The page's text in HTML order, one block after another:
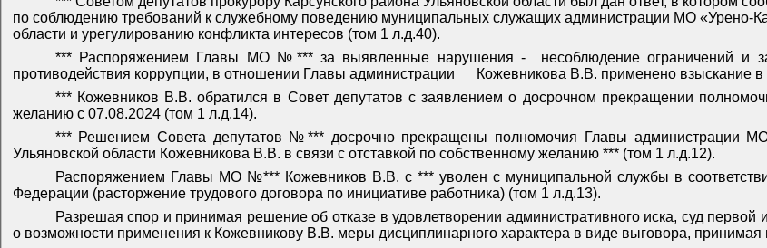
по соблюдению требований к служебному поведению муниципальных служащих администрации МО «Урено-
области и урегулированию конфликта интересов (том 1 л.д.40).
*** Распоряжением Главы МО №*** за выявленные нарушения -
несоблюдение ограничений и
противодействия коррупции, в отношении Главы администрации
Кожевникова В.В. применено взыскание
*** Кожевников В.В. обратился в Совет депутатов с заявлением о досрочном прекращении
желанию с 07.08.2024 (том 1 л.д.14).
*** Решением Совета депутатов №*** досрочно прекращены полномочия Главы администрации МО
Ульяновской области Кожевникова В.В. в связи с отставкой по собственному желанию *** (том 1 л.д.12).
Распоряжением Главы МО №*** Кожевников В.В. с *** уволен с муниципальной службы в
Федерации (расторжение трудового договора по инициативе работника) (том 1 л.д.13).
Разрешая спор и принимая решение об отказе в удовлетворении административного иска, суд первой
о возможности применения к Кожевникову В.В. меры дисциплинарного характера в виде выговора, принимая